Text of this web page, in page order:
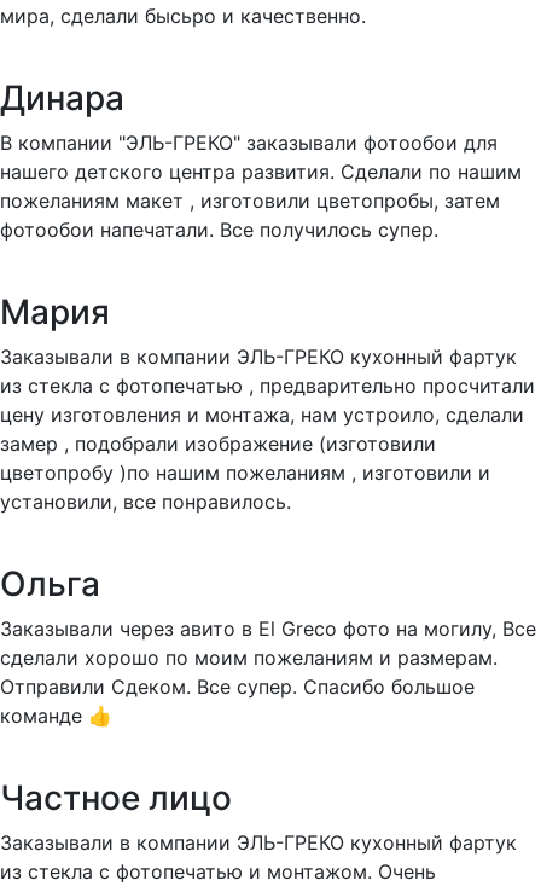
мира, сделали бысьро и качественно.
Динара
В компании "ЭЛЬ-ГРЕКО" заказывали фотообои для
нашего детского центра развития. Сделали по нашим
пожеланиям макет , изготовили цветопробы, затем
фотообои напечатали. Все получилось супер.
Мария
Заказывали в компании ЭЛЬ-ГРЕКО кухонный фартук
из стекла с фотопечатью , предварительно просчитали
цену изготовления и монтажа, нам устроило, сделали
замер , подобрали изображение (изготовили
цветопробу )по нашим пожеланиям , изготовили и
установили, все понравилось.
Ольга
Заказывали через авито в El Greco фото на могилу, Все
сделали хорошо по моим пожеланиям и размерам.
Отправили Сдеком. Все супер. Спасибо большое
команде 👍
Частное лицо
Заказывали в компании ЭЛЬ-ГРЕКО кухонный фартук
из стекла с фотопечатью и монтажом. Очень